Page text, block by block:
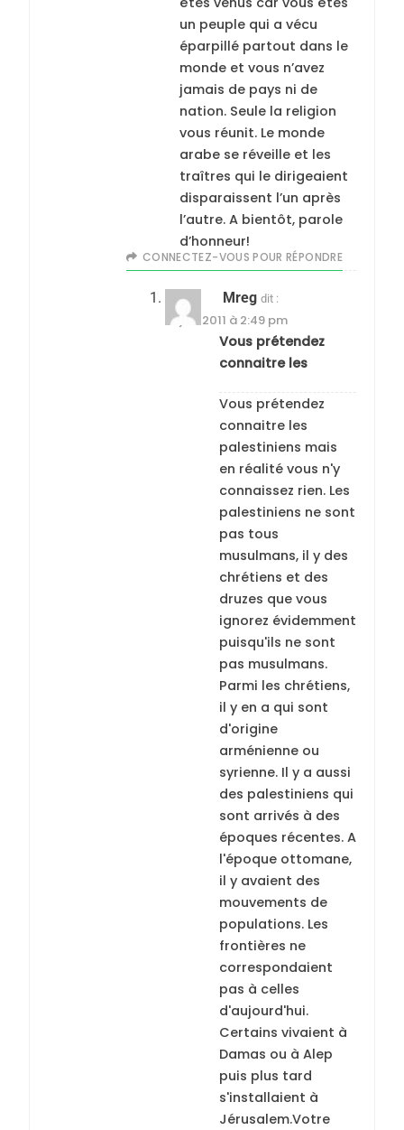
un peuple qui a vécu
éparpillé partout dans le
monde et vous n’avez
jamais de pays ni de
nation. Seule la religion
vous réunit. Le monde
arabe se réveille et les
traîtres qui le dirigeaient
disparaissent l’un après
l’autre. A bientôt, parole
d’honneur!
CONNECTEZ-VOUS POUR RÉPONDRE
Mreg dit :
18 juin 2011 à 2:49 pm
Vous prétendez
connaitre les
Vous prétendez
connaitre les
palestiniens mais
en réalité vous n'y
connaissez rien. Les
palestiniens ne sont
pas tous
musulmans, il y des
chrétiens et des
druzes que vous
ignorez évidemment
puisqu'ils ne sont
pas musulmans.
Parmi les chrétiens,
il y en a qui sont
d'origine
arménienne ou
syrienne. Il y a aussi
des palestiniens qui
sont arrivés à des
époques récentes. A
l'époque ottomane,
il y avaient des
mouvements de
populations. Les
frontières ne
correspondaient
pas à celles
d'aujourd'hui.
Certains vivaient à
Damas ou à Alep
puis plus tard
s'installaient à
Jérusalem.Votre